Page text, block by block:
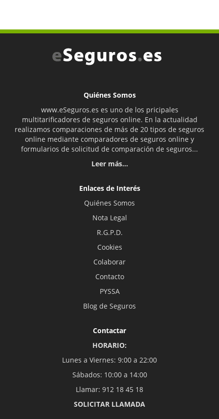
Quiénes Somos
www.eSeguros.es es uno de los pricipales
multitarificadores de seguros online. En la actualidad
realizamos comparaciones de más de 20 tipos de seguros
online mediante comparadores de seguros online y
formularios de solicitud de comparación de seguros...
Leer más...
Enlaces de Interés
Quiénes Somos
Nota Legal
R.G.P.D.
Cookies
Colaborar
Contacto
PYSSA
Blog de Seguros
Contactar
HORARIO:
Lunes a Viernes: 9:00 a 22:00
Sábados: 10:00 a 14:00
Llamar: 912 18 45 18
SOLICITAR LLAMADA